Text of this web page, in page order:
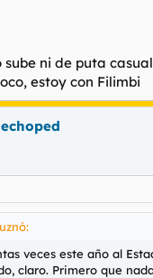
sube ni de puta
estoy con Filimbi
veces este año al
claro. Primero que